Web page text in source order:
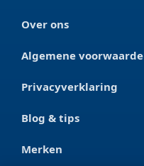
Over ons
Algemene
Privacyverklaring
Blog & tips
Merken